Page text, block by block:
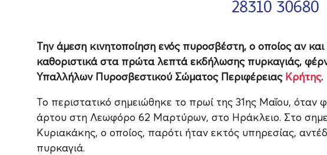
Την άμεση κινητοποίηση ενός πυροσβέστη, ο οποίος αν
καθοριστικά στα πρώτα λεπτά εκδήλωσης πυρκαγιάς,
Υπαλλήλων Πυροσβεστικού Σώματος Περιφέρειας Κρήτης.
Το περιστατικό σημειώθηκε το πρωί της 31ης Μαΐου,
άρτου στη Λεωφόρο 62 Μαρτύρων, στο Ηράκλειο. Στο
Κυριακάκης, ο οποίος, παρότι ήταν εκτός υπηρεσίας,
πυρκαγιά.